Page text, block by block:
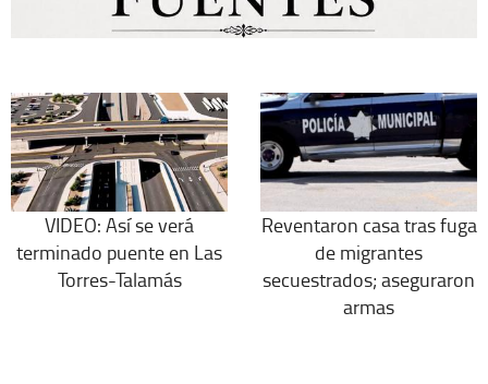
VIDEO: Así se verá
terminado puente en Las
Torres-Talamás
Reventaron casa tras fuga
de migrantes
secuestrados; aseguraron
armas